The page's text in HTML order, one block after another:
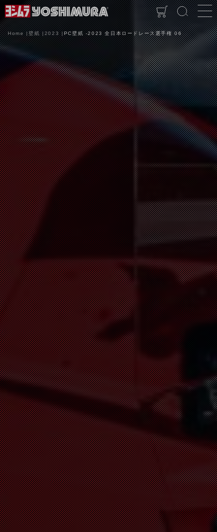
Home 壁紙 2023 PC壁紙 -2023 全日本ロードレース選手権 06